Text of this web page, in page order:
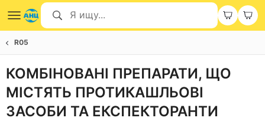
R05
КОМБІНОВАНІ ПРЕПАРАТИ, ЩО
МІСТЯТЬ ПРОТИКАШЛЬОВІ
ЗАСОБИ ТА ЕКСПЕКТОРАНТИ